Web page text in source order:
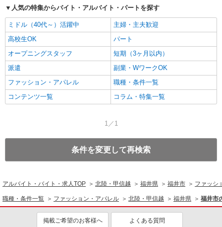
人気の特集からバイト・アルバイト・パートを探す
ミドル（40代～）活躍中
主婦・主夫歓迎
高校生OK
パート
オープニングスタッフ
短期（3ヶ月以内）
派遣
副業・WワークOK
ファッション・アパレル
職種・条件一覧
コンテンツ一覧
コラム・特集一覧
1／1
条件を変更して再検索
アルバイト・バイト・求人TOP 北陸・甲信越 福井県 福井市 ファッシ
職種・条件一覧 ファッション・アパレル 北陸・甲信越 福井県 福井市
掲載ご希望のお客様へ よくある質問